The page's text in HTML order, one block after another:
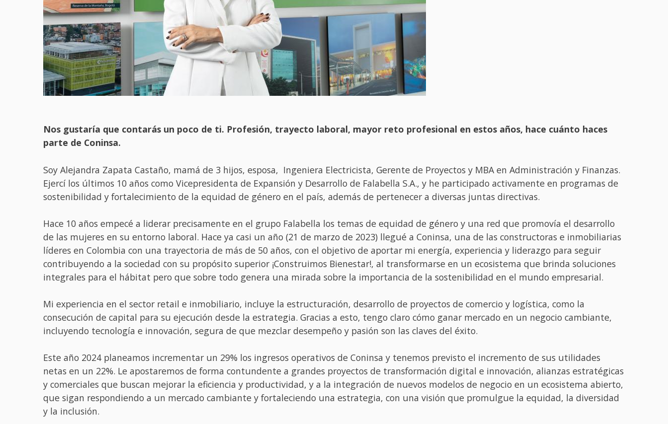
Nos gustaría que contarás un poco de ti. Profesión, trayecto laboral, mayor reto profesional en estos años, hace cuánto haces
parte de Coninsa.
Soy Alejandra Zapata Castaño, mamá de 3 hijos, esposa, Ingeniera Electricista, Gerente de Proyectos y MBA en Administración y Finanzas.
Ejercí los últimos 10 años como Vicepresidenta de Expansión y Desarrollo de Falabella S.A., y he participado activamente en programas de
sostenibilidad y fortalecimiento de la equidad de género en el país, además de pertenecer a diversas juntas directivas.
Hace 10 años empecé a liderar precisamente en el grupo Falabella los temas de equidad de género y una red que promovía el desarrollo
de las mujeres en su entorno laboral. Hace ya casi un año (21 de marzo de 2023) llegué a Coninsa, una de las constructoras e inmobiliarias
líderes en Colombia con una trayectoria de más de 50 años, con el objetivo de aportar mi energía, experiencia y liderazgo para seguir
contribuyendo a la sociedad con su propósito superior ¡Construimos Bienestar!, al transformarse en un ecosistema que brinda soluciones
integrales para el hábitat pero que sobre todo genera una mirada sobre la importancia de la sostenibilidad en el mundo empresarial.
Mi experiencia en el sector retail e inmobiliario, incluye la estructuración, desarrollo de proyectos de comercio y logística, como la
consecución de capital para su ejecución desde la estrategia. Gracias a esto, tengo claro cómo ganar mercado en un negocio cambiante,
incluyendo tecnología e innovación, segura de que mezclar desempeño y pasión son las claves del éxito.
Este año 2024 planeamos incrementar un 29% los ingresos operativos de Coninsa y tenemos previsto el incremento de sus utilidades
netas en un 22%. Le apostaremos de forma contundente a grandes proyectos de transformación digital e innovación, alianzas estratégicas
y comerciales que buscan mejorar la eficiencia y productividad, y a la integración de nuevos modelos de negocio en un ecosistema abierto,
que sigan respondiendo a un mercado cambiante y fortaleciendo una estrategia, con una visión que promulgue la equidad, la diversidad
y la inclusión.